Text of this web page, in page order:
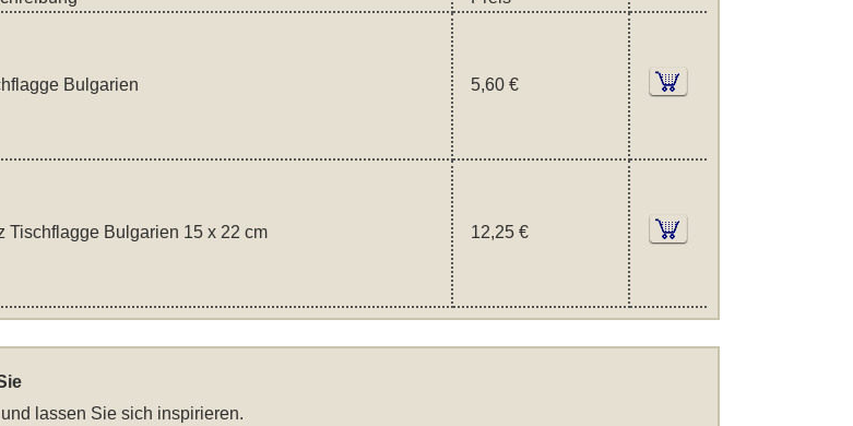
Bulgarien 5,60 €
Tischflagge Bulgarien 15 x 22 cm 12,25 €
lassen Sie sich inspirieren.